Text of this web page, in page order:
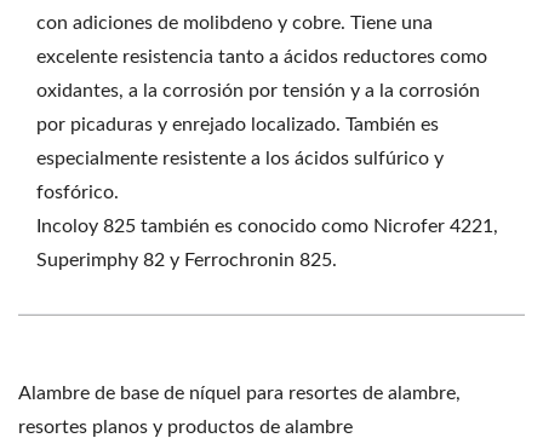
con adiciones de molibdeno y cobre. Tiene una
excelente resistencia tanto a ácidos reductores como
oxidantes, a la corrosión por tensión y a la corrosión
por picaduras y enrejado localizado. También es
especialmente resistente a los ácidos sulfúrico y
fosfórico.
Incoloy 825 también es conocido como Nicrofer 4221,
Superimphy 82 y Ferrochronin 825.
Alambre de base de níquel para resortes de alambre,
resortes planos y productos de alambre